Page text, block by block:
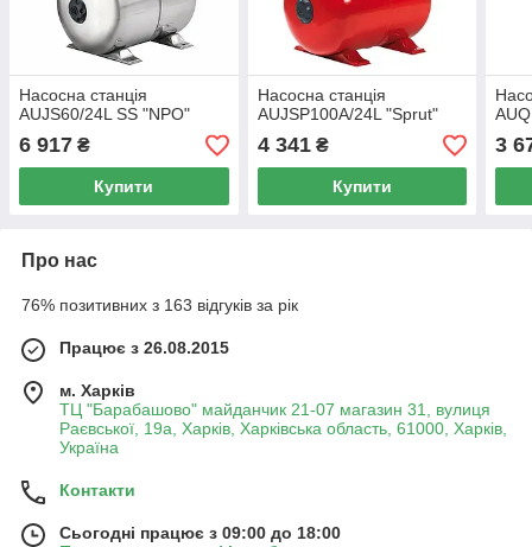
Насосна станція
AUJS60/24L SS "NPO"
6 917 ₴
Купити
Насосна станція
AUJSP100A/24L "Sprut"
4 341₴
Купити
3
Про нас
76% позитивних з 163 відгуків за рік
Працює з 26.08.2015
м. Харків
ТЦ "Барабашово" майданчик 21-07 магазин 31, вулиця
Раєвської, 19а, Харків, Харківська область, 61000, Харків,
Україна
Контакти
Сьогодні працює з 09:00 до 18:00